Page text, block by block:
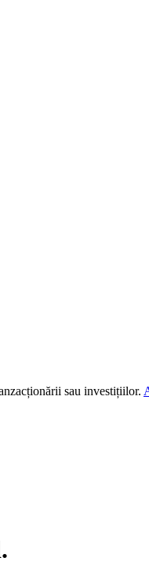
sau investițiilor.